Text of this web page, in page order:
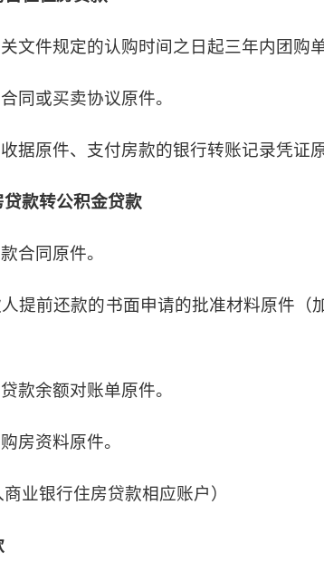
文件规定的认购时间之日起三年内团购
同或买卖协议原件。
据原件、支付房款的银行转账记录凭证原
贷款转公积金贷款
合同原件。
提前还款的书面申请的批准材料原件（
款余额对账单原件。
房资料原件。
业银行住房贷款相应账户）